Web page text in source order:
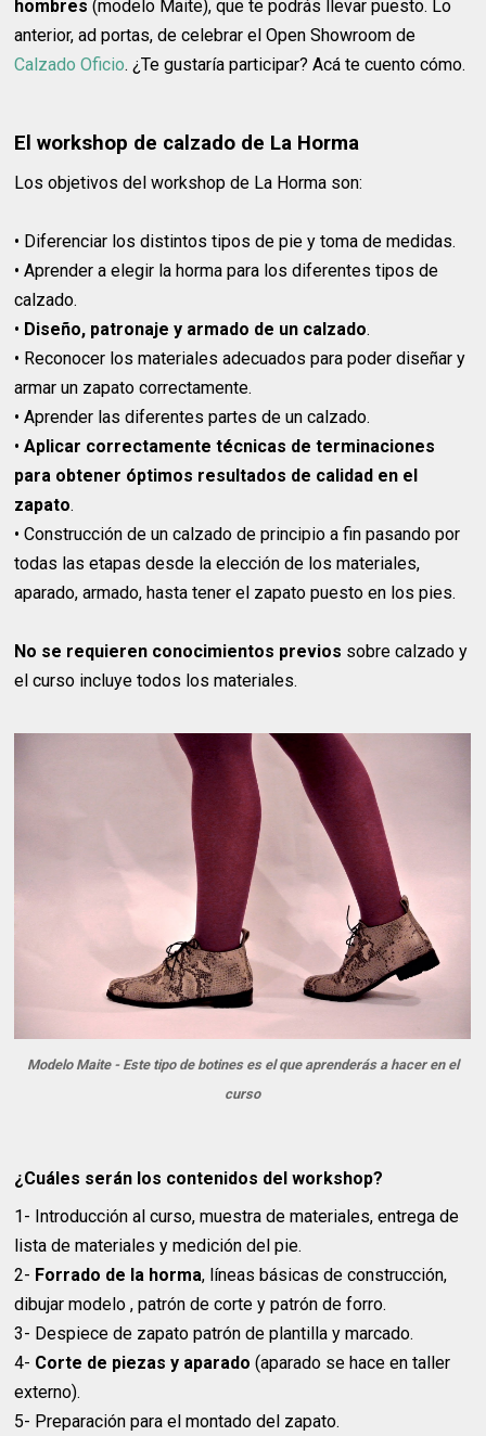
hombres (modelo Maite), que te podrás llevar puesto. Lo
anterior, ad portas, de celebrar el Open Showroom de
Calzado Oficio. ¿Te gustaría participar? Acá te cuento cómo.
El workshop de calzado de La Horma
Los objetivos del workshop de La Horma son:
• Diferenciar los distintos tipos de pie y toma de medidas.
• Aprender a elegir la horma para los diferentes tipos de
calzado.
• Diseño, patronaje y armado de un calzado.
• Reconocer los materiales adecuados para poder diseñar y
armar un zapato correctamente.
• Aprender las diferentes partes de un calzado.
• Aplicar correctamente técnicas de terminaciones
para obtener óptimos resultados de calidad en el
zapato.
• Construcción de un calzado de principio a fin pasando por
todas las etapas desde la elección de los materiales,
aparado, armado, hasta tener el zapato puesto en los pies.
No se requieren conocimientos previos sobre calzado y
el curso incluye todos los materiales.
Modelo Maite - Este tipo de botines es el que aprenderás a hacer en el
curso
¿Cuáles serán los contenidos del workshop?
1- Introducción al curso, muestra de materiales, entrega de
lista de materiales y medición del pie.
2- Forrado de la horma, líneas básicas de construcción,
dibujar modelo , patrón de corte y patrón de forro.
3- Despiece de zapato patrón de plantilla y marcado.
4- Corte de piezas y aparado(aparado se hace en taller
externo).
5- Preparación para el montado del zapato.